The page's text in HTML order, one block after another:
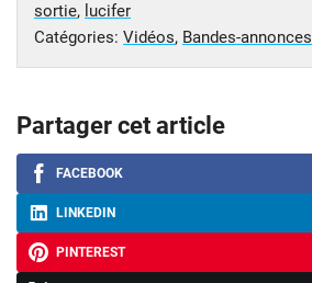
sortie, lucifer
Catégories: Vidéos, Bandes-annonces
Partager cet article
FACEBOOK
LINKEDIN
PINTEREST